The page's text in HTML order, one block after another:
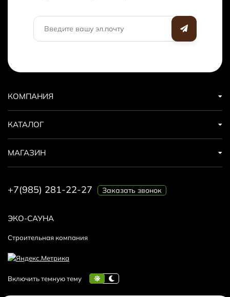
ЭКО-САУНА
Строительная компания
КОМПАНИЯ
КАТАЛОГ
МАГАЗИН
+7(985) 281-22-27 Заказать звонок